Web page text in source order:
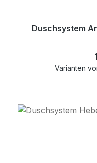
Duschsystem
Varianten